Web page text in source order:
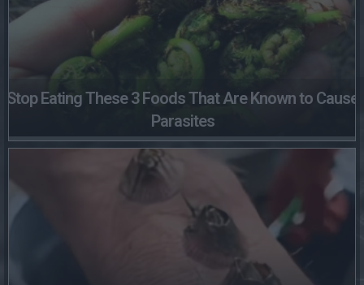
Stop Eating These 3 Foods That Are Known to Cause
Parasites